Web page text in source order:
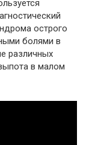
острого
болями в
различных
в малом